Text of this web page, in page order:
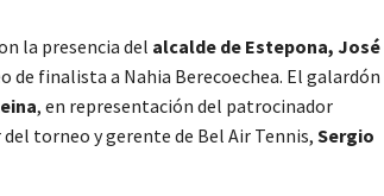
la presencia del alcalde de Estepona, José
de finalista a Nahia Berecoechea. El galardón
, en representación del patrocinador
torneo y gerente de Bel Air Tennis,Sergio